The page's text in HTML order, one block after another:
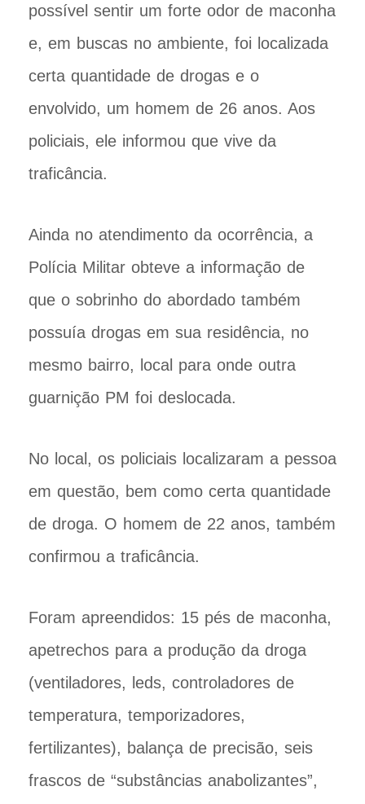
possível sentir um forte odor de maconha
e, em buscas no ambiente, foi localizada
certa quantidade de drogas e o
envolvido, um homem de 26 anos. Aos
policiais, ele informou que vive da
traficância.
Ainda no atendimento da ocorrência, a
Polícia Militar obteve a informação de
que o sobrinho do abordado também
possuía drogas em sua residência, no
mesmo bairro, local para onde outra
guarnição PM foi deslocada.
No local, os policiais localizaram a pessoa
em questão, bem como certa quantidade
de droga. O homem de 22 anos, também
confirmou a traficância.
Foram apreendidos: 15 pés de maconha,
apetrechos para a produção da droga
(ventiladores, leds, controladores de
temperatura, temporizadores,
fertilizantes), balança de precisão, seis
frascos de “substâncias anabolizantes”,